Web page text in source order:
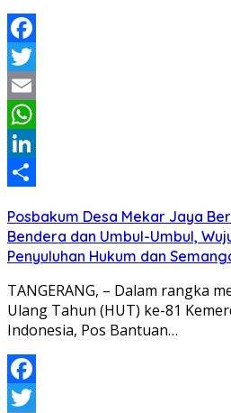
Facebook
Twitter
Email
WhatsApp
LinkedIn
Posbakum Desa Mekar Jaya
Bendera dan Umbul-Umbul,
Penyuluhan Hukum dan
TANGERANG, – Dalam rangka
Ulang Tahun (HUT) ke-81
Indonesia, Pos Bantuan…
Facebook